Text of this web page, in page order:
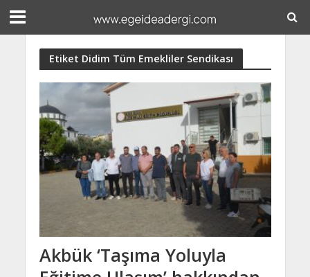
Etiket Didim Tüm Emekliler Sendikası
Akbük ‘Taşıma Yoluyla